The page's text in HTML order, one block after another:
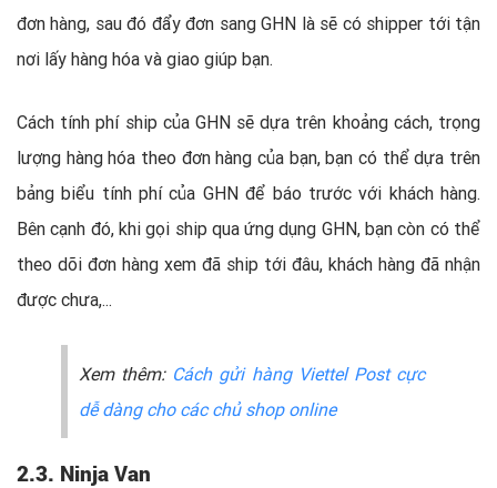
đơn hàng, sau đó đẩy đơn sang GHN là sẽ có shipper tới tận
nơi lấy hàng hóa và giao giúp bạn.
Cách tính phí ship của GHN sẽ dựa trên khoảng cách, trọng
lượng hàng hóa theo đơn hàng của bạn, bạn có thể dựa trên
bảng biểu tính phí của GHN để báo trước với khách hàng.
Bên cạnh đó, khi gọi ship qua ứng dụng GHN, bạn còn có thể
theo dõi đơn hàng xem đã ship tới đâu, khách hàng đã nhận
được chưa,...
Xem thêm: Cách gửi hàng Viettel Post cực
dễ dàng cho các chủ shop online
2.3. Ninja Van